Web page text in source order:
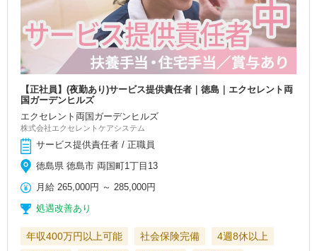
【正社員】(夜勤あり)サービス提供責任者｜徳島｜エクセレント両
国ガーデンヒルズ
エクセレント両国ガーデンヒルズ
株式会社エクセレントケアシステム
サービス提供責任者 / 正職員
徳島県 徳島市 両国町1丁目13
月給 265,000円 ～ 285,000円
処遇改善あり
年収400万円以上可能 社会保険完備
4週8休以上